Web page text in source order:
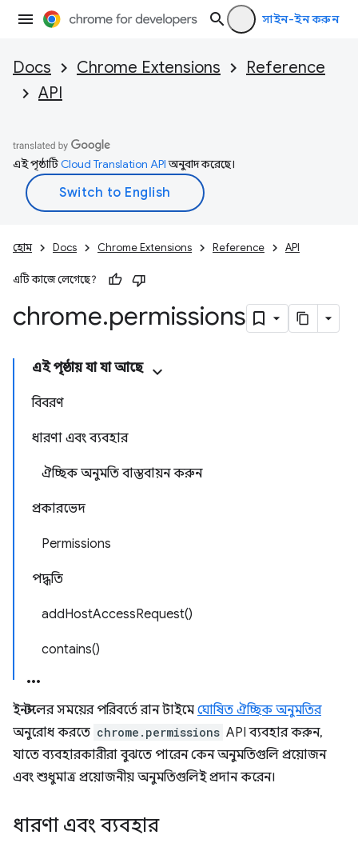
সাইন-ইন করুন
Docs Chrome Extensions
Reference
API
এই পৃষ্ঠাটিCloud Translation APIঅনুবাদ করেছে।
হোম Docs Chrome Extensions Reference API
এটি কাজে লেগেছে?
chrome.permissions
এই পৃষ্ঠায় যা যা আছে
বিবরণ
ধারণা এবং ব্যবহার
ঐচ্ছিক অনুমতি বাস্তবায়ন করুন
প্রকারভেদ
Permissions
পদ্ধতি
addHostAccessRequest()
contains()
ইনস্টলের সময়ের পরিবর্তে রান টাইমে ঘোষিত ঐচ্ছিক অনুমতির
অনুরোধ করতে chrome.permissions API ব্যবহার করুন,
যাতে ব্যবহারকারীরা বুঝতে পারেন কেন অনুমতিগুলি প্রয়োজন
এবং শুধুমাত্র প্রয়োজনীয় অনুমতিগুলিই প্রদান করেন।
ধারণা এবং ব্যবহার